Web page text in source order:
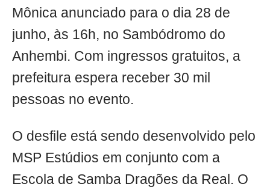
Mônica anunciado para o dia 28 de
junho, às 16h, no Sambódromo do
Anhembi. Com ingressos gratuitos, a
prefeitura espera receber 30 mil
pessoas no evento.
O desfile está sendo desenvolvido pelo
MSP Estúdios em conjunto com a
Escola de Samba Dragões da Real. O